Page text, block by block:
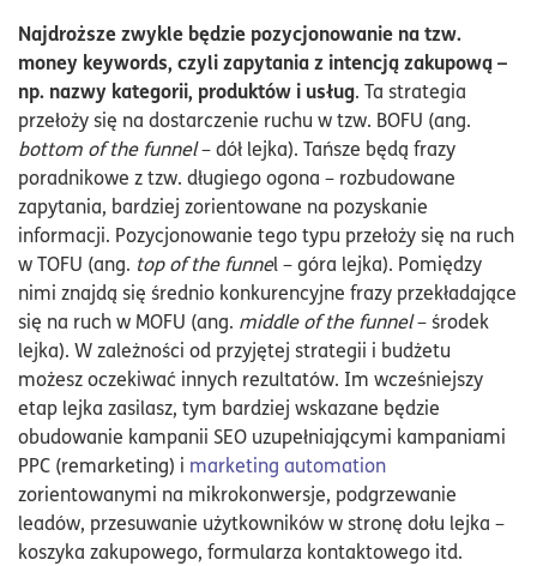
Najdroższe zwykle będzie pozycjonowanie na tzw.
money keywords, czyli zapytania z intencją zakupową –
np. nazwy kategorii, produktów i usług. Ta strategia
przełoży się na dostarczenie ruchu w tzw. BOFU (ang.
bottom of the funnel– dół lejka). Tańsze będą frazy
poradnikowe z tzw. długiego ogona – rozbudowane
zapytania, bardziej zorientowane na pozyskanie
informacji. Pozycjonowanie tego typu przełoży się na ruch
w TOFU (ang. top of the funnel – góra lejka). Pomiędzy
nimi znajdą się średnio konkurencyjne frazy przekładające
się na ruch w MOFU (ang. middle of the funnel– środek
lejka). W zależności od przyjętej strategii i budżetu
możesz oczekiwać innych rezultatów. Im wcześniejszy
etap lejka zasilasz, tym bardziej wskazane będzie
obudowanie kampanii SEO uzupełniającymi kampaniami
PPC (remarketing) i marketing automation
zorientowanymi na mikrokonwersje, podgrzewanie
leadów, przesuwanie użytkowników w stronę dołu lejka –
koszyka zakupowego, formularza kontaktowego itd.